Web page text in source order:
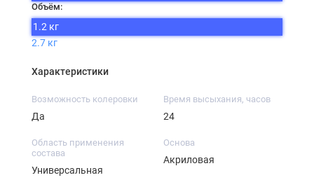
Объём:
1.2 кг
2.7 кг
Характеристики
Возможность колеровки
Да
Время высыхания, часов
24
Область применения
состава
Универсальная
Основа
Акриловая